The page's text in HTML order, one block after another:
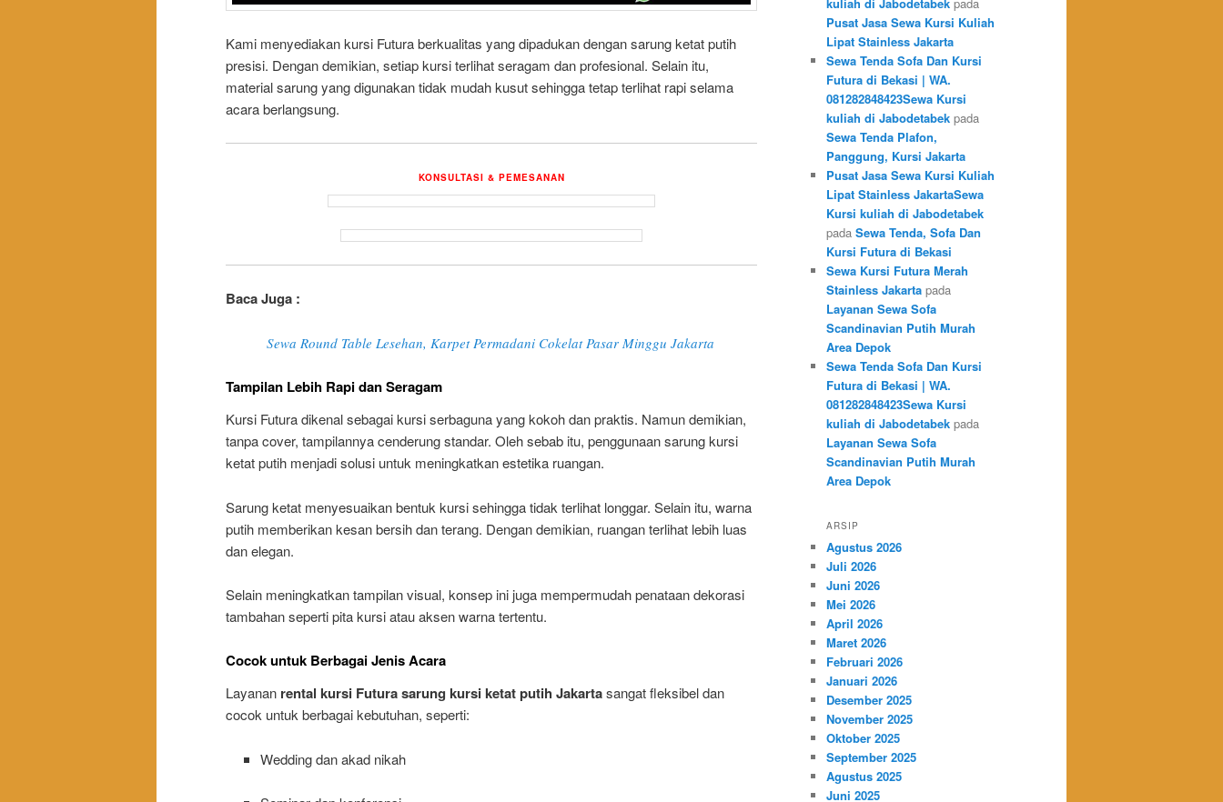
Kami menyediakan kursi Futura berkualitas yang dipadukan dengan sarung ketat putih
presisi. Dengan demikian, setiap kursi terlihat seragam dan profesional. Selain itu,
material sarung yang digunakan tidak mudah kusut sehingga tetap terlihat rapi selama
acara berlangsung.
KONSULTASI & PEMESANAN
Baca Juga :
Sewa Round Table Lesehan, Karpet Permadani Cokelat Pasar Minggu Jakarta
Tampilan Lebih Rapi dan Seragam
Kursi Futura dikenal sebagai kursi serbaguna yang kokoh dan praktis. Namun demikian,
tanpa cover, tampilannya cenderung standar. Oleh sebab itu, penggunaan sarung kursi
ketat putih menjadi solusi untuk meningkatkan estetika ruangan.
Sarung ketat menyesuaikan bentuk kursi sehingga tidak terlihat longgar. Selain itu, warna
putih memberikan kesan bersih dan terang. Dengan demikian, ruangan terlihat lebih luas
dan elegan.
Selain meningkatkan tampilan visual, konsep ini juga mempermudah penataan dekorasi
tambahan seperti pita kursi atau aksen warna tertentu.
Cocok untuk Berbagai Jenis Acara
Layanan rental kursi Futura sarung kursi ketat putih Jakartasangat fleksibel dan
cocok untuk berbagai kebutuhan, seperti:
Wedding dan akad nikah
Pusat Jasa Sewa Kursi Kuliah
Lipat Stainless Jakarta
Sewa Tenda Sofa Dan Kursi
Futura di Bekasi | WA.
081282848423Sewa Kursi
kuliah di Jabodetabek pada
Sewa Tenda Plafon,
Panggung, Kursi Jakarta
Pusat Jasa Sewa Kursi Kuliah
Lipat Stainless JakartaSewa
Kursi kuliah di Jabodetabek
pada Sewa Tenda, Sofa Dan
Kursi Futura di Bekasi
Sewa Kursi Futura Merah
Stainless Jakarta pada
Layanan Sewa Sofa
Scandinavian Putih Murah
Area Depok
Sewa Tenda Sofa Dan Kursi
Futura di Bekasi | WA.
081282848423Sewa Kursi
kuliah di Jabodetabek pada
Layanan Sewa Sofa
Scandinavian Putih Murah
Area Depok
ARSIP
Agustus 2026
Juli 2026
Juni 2026
Mei 2026
April 2026
Maret 2026
Februari 2026
Januari 2026
Desember 2025
November 2025
Oktober 2025
September 2025
Agustus 2025
Juni 2025